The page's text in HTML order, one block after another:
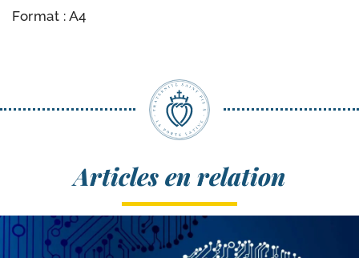
Format : A4
Articles en relation